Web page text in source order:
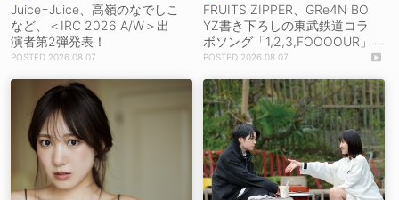
Juice=Juice、高嶺のなでしこ
など、＜IRC 2026 A/W＞出
演者第2弾発表！
2026.08.07
FRUITS ZIPPER、GRe4N BO
YZ書き下ろしの東武鉄道コラ
ボソング「1,2,3,FOOOOUR」
をリリース＆MV公開！
2026.08.07